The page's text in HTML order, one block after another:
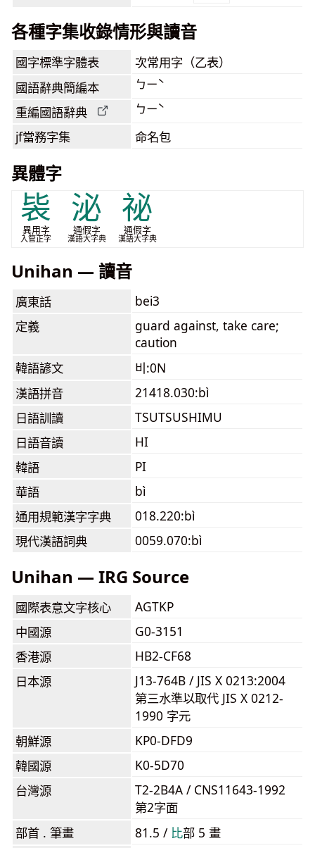
各種字集收錄情形與讀音
國字標準字體表 次常用字（乙表）
國語辭典簡編本 ㄅㄧˋ
重編國語辭典 ㄅㄧˋ
jf當務字集 命名包
異體字
䘡
異用字
入管正字
泌
通假字
漢語大字典
祕
通假字
漢語大字典
Unihan — 讀音
廣東話
bei3
定義
guard against, take care;
caution
韓語諺文
비:0N
漢語拼音
21418.030:bì
日語訓讀
TSUTSUSHIMU
日語音讀
HI
韓語
PI
華語
bì
通用規範漢字字典
018.220:bì
現代漢語詞典
0059.070:bì
Unihan — IRG Source
國際表意文字核心
AGTKP
中國源
G0-3151
香港源
HB2-CF68
日本源
J13-764B / JIS X 0213:2004
第三水準以取代 JIS X 0212-
1990 字元
朝鮮源
KP0-DFD9
韓國源
K0-5D70
台灣源
T2-2B4A / CNS11643-1992
第2字面
部首 . 筆畫
81.5 / ⽐部 5 畫